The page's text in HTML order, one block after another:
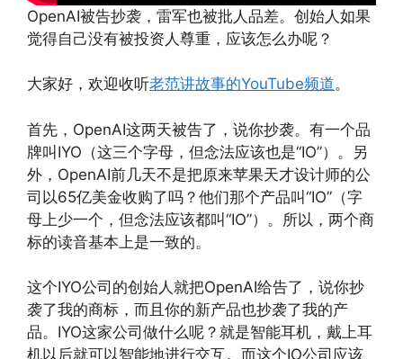
OpenAI被告抄袭，雷军也被批人品差。创始人如果
觉得自己没有被投资人尊重，应该怎么办呢？
大家好，欢迎收听老范讲故事的YouTube频道。
首先，OpenAI这两天被告了，说你抄袭。有一个品
牌叫IYO（这三个字母，但念法应该也是“IO”）。另
外，OpenAI前几天不是把原来苹果天才设计师的公
司以65亿美金收购了吗？他们那个产品叫“IO”（字
母上少一个，但念法应该都叫“IO”）。所以，两个商
标的读音基本上是一致的。
这个IYO公司的创始人就把OpenAI给告了，说你抄
袭了我的商标，而且你的新产品也抄袭了我的产
品。IYO这家公司做什么呢？就是智能耳机，戴上耳
机以后就可以智能地进行交互。而这个IO公司应该